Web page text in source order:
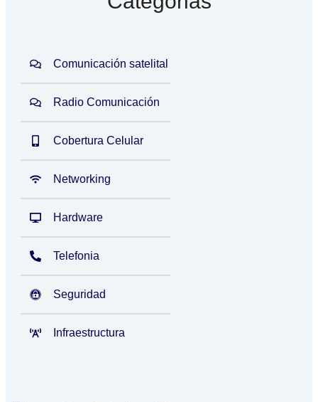
Comunicación satelital
Radio Comunicación
Cobertura Celular
Networking
Hardware
Telefonia
Seguridad
Infraestructura